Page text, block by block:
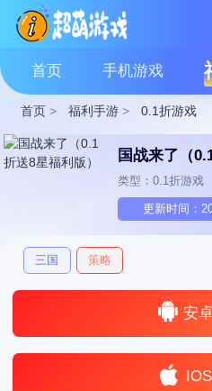
首页 手机游戏
首页 > 福利手游 > 0.1折游戏
国战来了（
类型：0.1折游戏
更新时间：
三国 策略
安